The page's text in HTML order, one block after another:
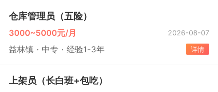
仓库管理员（五险）
3000~5000元/月 2026-08-07
益林镇 中专 经验1-3年 详情
上架员（长白班+包吃）